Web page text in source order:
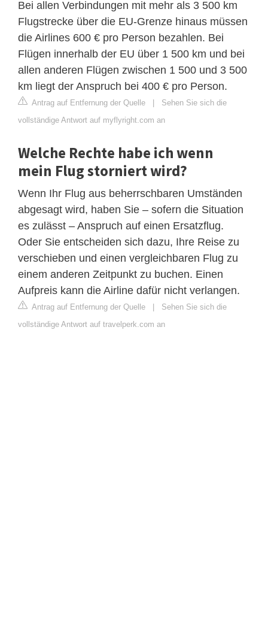
Bei allen Verbindungen mit mehr als 3 500 km
Flugstrecke über die EU-Grenze hinaus müssen
die Airlines 600 € pro Person bezahlen. Bei
Flügen innerhalb der EU über 1 500 km und bei
allen anderen Flügen zwischen 1 500 und 3 500
km liegt der Anspruch bei 400 € pro Person.
Antrag auf Entfernung der Quelle | Sehen Sie sich die
vollständige Antwort auf myflyright.com an
Welche Rechte habe ich wenn
mein Flug storniert wird?
Wenn Ihr Flug aus beherrschbaren Umständen
abgesagt wird, haben Sie – sofern die Situation
es zulässt – Anspruch auf einen Ersatzflug.
Oder Sie entscheiden sich dazu, Ihre Reise zu
verschieben und einen vergleichbaren Flug zu
einem anderen Zeitpunkt zu buchen. Einen
Aufpreis kann die Airline dafür nicht verlangen.
Antrag auf Entfernung der Quelle | Sehen Sie sich die
vollständige Antwort auf travelperk.com an